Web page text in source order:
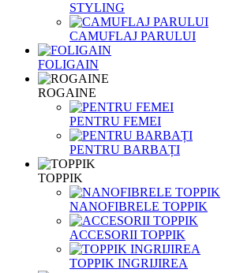
STYLING
CAMUFLAJ PARULUI
FOLIGAIN
ROGAINE
PENTRU FEMEI
PENTRU BARBAȚI
TOPPIK
NANOFIBRELE TOPPIK
ACCESORII TOPPIK
TOPPIK INGRIJIREA